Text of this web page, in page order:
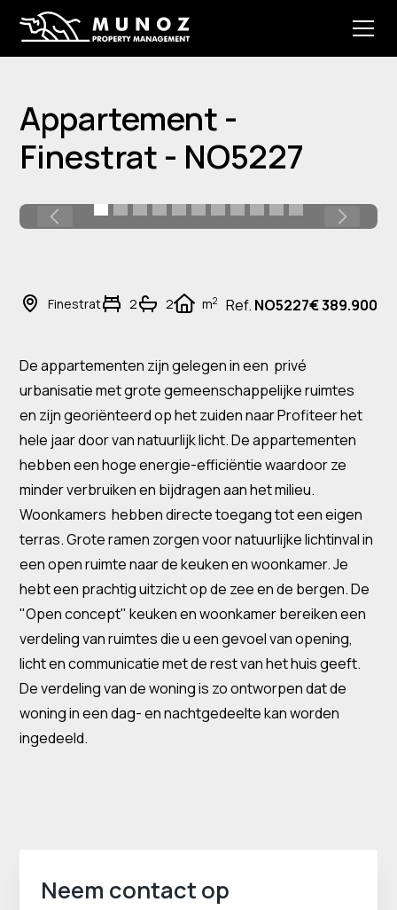
Appartement -
Finestrat - NO5227
Finestrat 2 2 m2 Ref. NO5227€ 389.900
De appartementen zijn gelegen in een privé
urbanisatie met grote gemeenschappelijke ruimtes
en zijn georiënteerd op het zuiden naar Profiteer het
hele jaar door van natuurlijk licht. De appartementen
hebben een hoge energie-efficiëntie waardoor ze
minder verbruiken en bijdragen aan het milieu.
Woonkamers hebben directe toegang tot een eigen
terras. Grote ramen zorgen voor natuurlijke lichtinval in
een open ruimte naar de keuken en woonkamer. Je
hebt een prachtig uitzicht op de zee en de bergen. De
"Open concept" keuken en woonkamer bereiken een
verdeling van ruimtes die u een gevoel van opening,
licht en communicatie met de rest van het huis geeft.
De verdeling van de woning is zo ontworpen dat de
woning in een dag- en nachtgedeelte kan worden
ingedeeld.
Neem contact op